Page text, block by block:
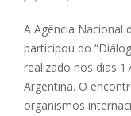
A Agência Nacional
participou do
realizado nos dias
Argentina. O
organismos